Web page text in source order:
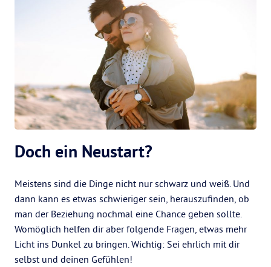
Doch ein Neustart?
Meistens sind die Dinge nicht nur schwarz und weiß. Und
dann kann es etwas schwieriger sein, herauszufinden, ob
man der Beziehung nochmal eine Chance geben sollte.
Womöglich helfen dir aber folgende Fragen, etwas mehr
Licht ins Dunkel zu bringen. Wichtig: Sei ehrlich mit dir
selbst und deinen Gefühlen!